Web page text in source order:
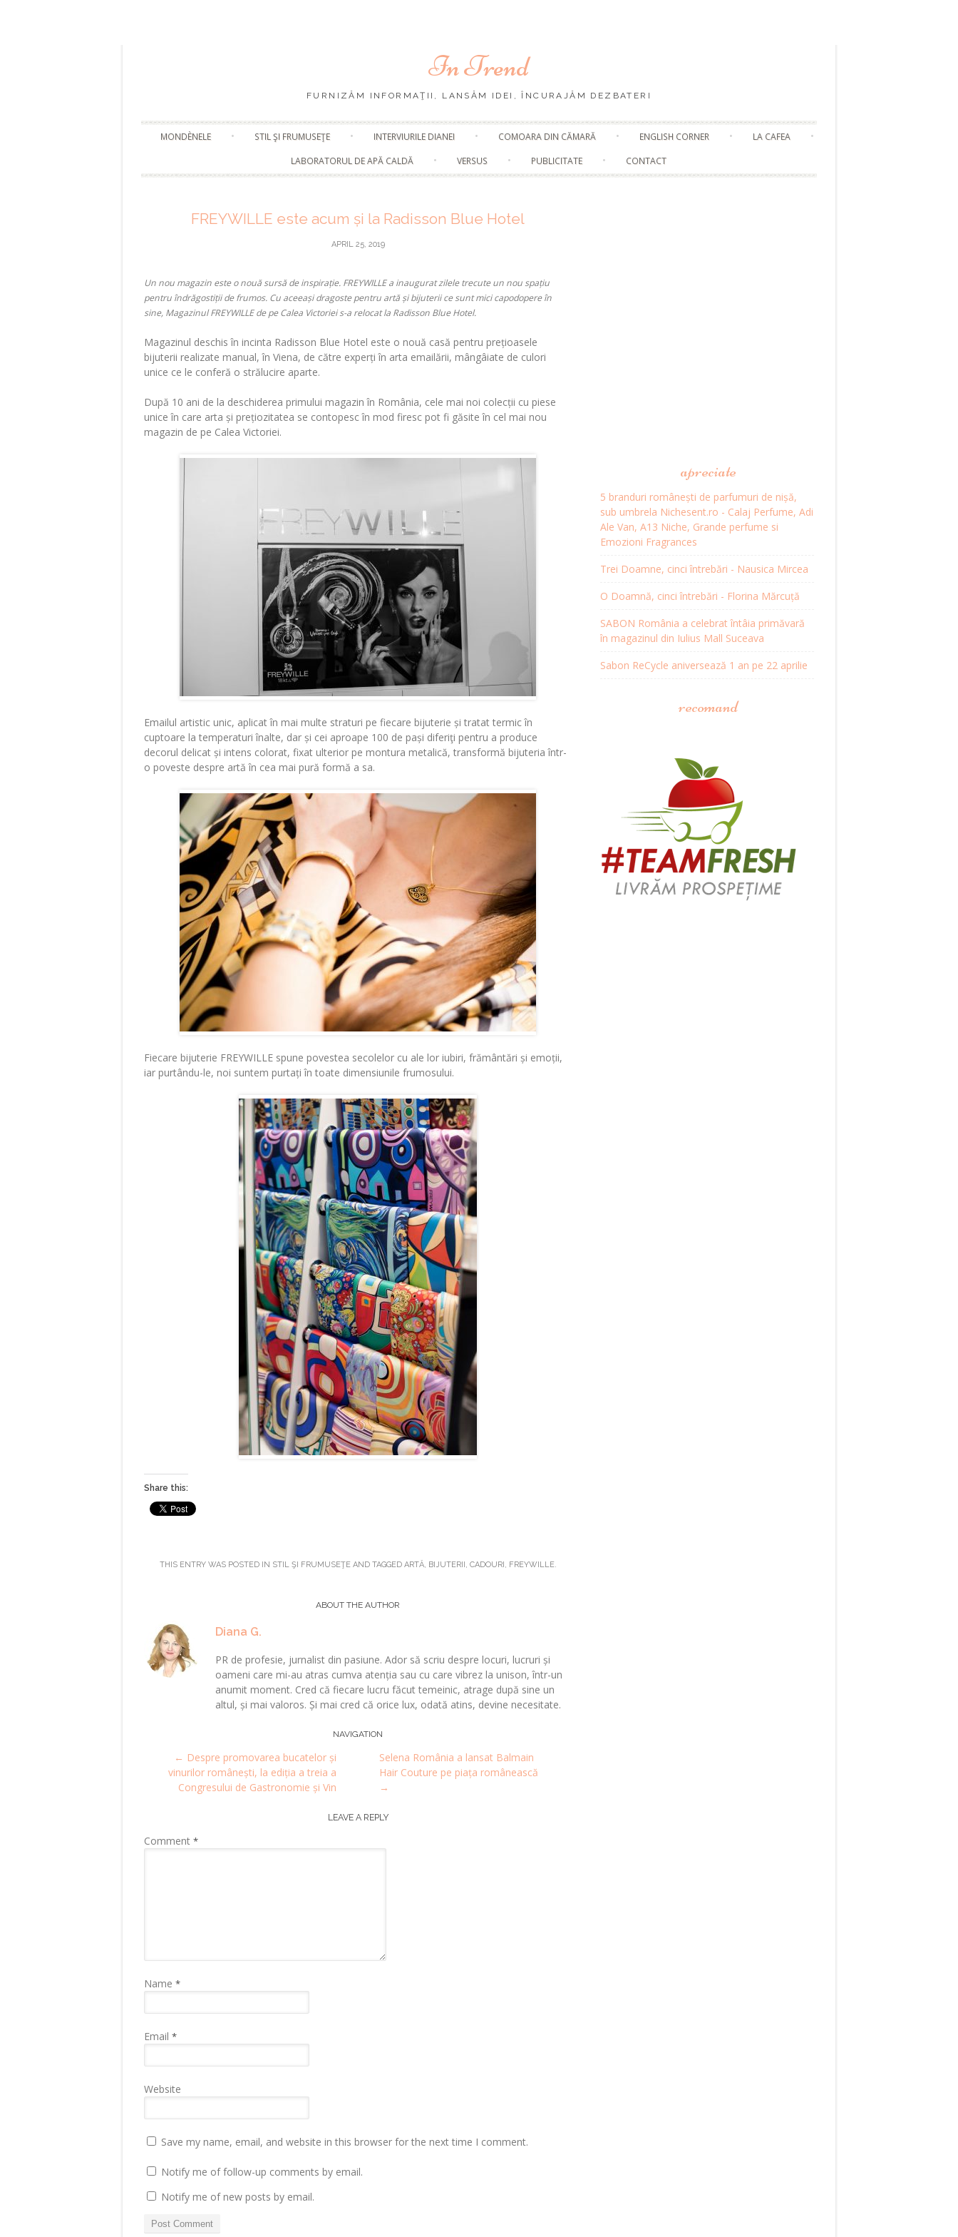
In Trend
FURNIZĂM INFORMAŢII, LANSĂM IDEI, ÎNCURAJĂM DEZBATERI
Skip
content
MONDÈNELE STIL ŞI FRUMUSEŢE INTERVIURILE DIANEI COMOARA DIN CĂMARĂ ENGLISH CORNER
LA CAFEA
LABORATORUL DE APĂ CALDĂ
VERSUS PUBLICITATE CONTACT
FREYWILLE este acum și la Radisson Blue Hotel
APRIL 25, 2019
Un nou magazin este o nouă sursă de inspirație. FREYWILLE a inaugurat zilele trecute un nou spațiu
pentru îndrăgostiții de frumos. Cu aceeași dragoste pentru artă și bijuterii ce sunt mici capodopere în
sine, Magazinul FREYWILLE de pe Calea Victoriei s-a relocat la Radisson Blue Hotel.
Magazinul deschis în incinta Radisson Blue Hotel este o nouă casă pentru prețioasele
bijuterii realizate manual, în Viena, de către experți în arta emailării, mângâiate de culori
unice ce le conferă o strălucire aparte.
După 10 ani de la deschiderea primului magazin în România, cele mai noi colecții cu piese
unice în care arta și prețiozitatea se contopesc în mod firesc pot fi găsite în cel mai nou
magazin de pe Calea Victoriei.
Emailul artistic unic, aplicat în mai multe straturi pe fiecare bijuterie și tratat termic în
cuptoare la temperaturi înalte, dar și cei aproape 100 de pași diferiţi pentru a produce
decorul delicat și intens colorat, fixat ulterior pe montura metalică, transformă bijuteria într-
o poveste despre artă în cea mai pură formă a sa.
Fiecare bijuterie FREYWILLE spune povestea secolelor cu ale lor iubiri, frământări și emoții,
iar purtându-le, noi suntem purtați în toate dimensiunile frumosului.
Share this:
THIS ENTRY WAS POSTED IN STIL ŞI FRUMUSEŢEAND TAGGED ARTĂ, BIJUTERII , CADOURI , FREYWILLE.
ABOUT THE AUTHOR
Diana G.
PR de profesie, jurnalist din pasiune. Ador să scriu despre locuri, lucruri și
oameni care mi-au atras cumva atenția sau cu care vibrez la unison, într-un
anumit moment. Cred că fiecare lucru făcut temeinic, atrage după sine un
altul, și mai valoros. Și mai cred că orice lux, odată atins, devine necesitate.
navigation
NAVIGATION
← Despre promovarea bucatelor și
vinurilor românești, la ediția a treia a
Congresului de Gastronomie și Vin
Selena România a lansat Balmain
Hair Couture pe piața românească
→
LEAVE A REPLY
Comment *
Name *
Email *
Website
Save my name, email, and website in this browser for the next time I comment.
Notify me of follow-up comments by email.
Notify me of new posts by email.
apreciate
5 branduri românești de parfumuri de nișă,
sub umbrela Nichesent.ro - Calaj Perfume, Adi
Ale Van, A13 Niche, Grande perfume si
Emozioni Fragrances
Trei Doamne, cinci întrebări - Nausica Mircea
O Doamnă, cinci întrebări - Florina Mărcuță
SABON România a celebrat întâia primăvară
în magazinul din Iulius Mall Suceava
Sabon ReCycle aniversează 1 an pe 22 aprilie
recomand